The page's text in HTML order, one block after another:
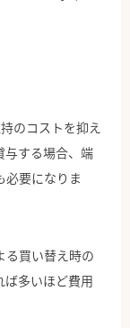
のコストを抑え
与する場合、端
必要になりま
る買い替え時の
ば多いほど費用